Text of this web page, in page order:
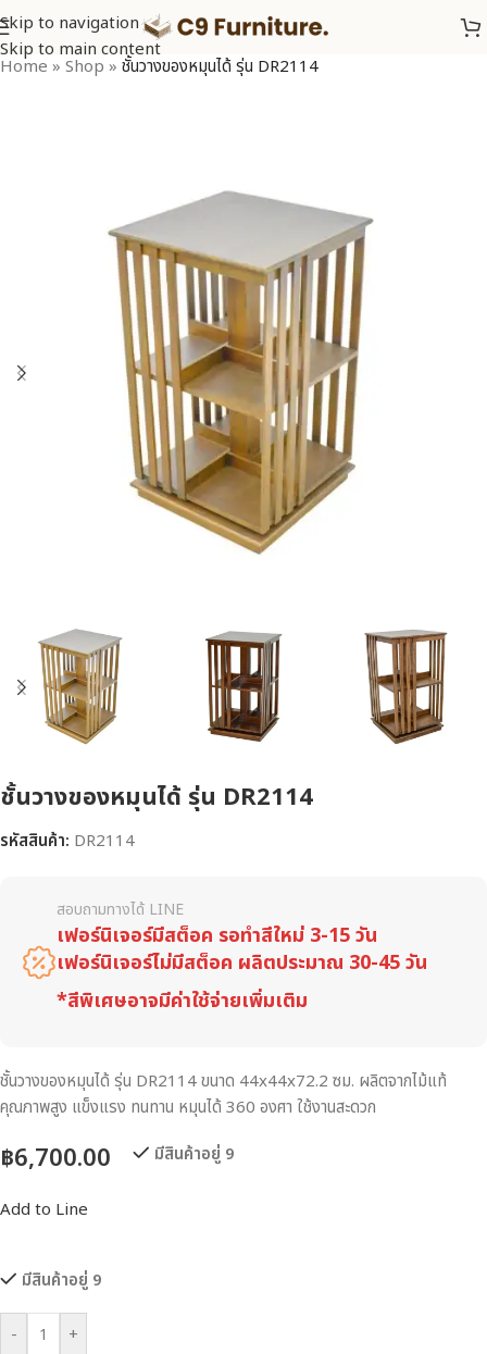
Skip to navigation
Skip to main content
Home » Shop » ชั้นวางของหมุนได้ รุ่น DR2114
ชั้นวางของหมุนได้ รุ่น DR2114
รหัสสินค้า: DR2114
สอบถามทางได้ LINE
เฟอร์นิเจอร์มีสต็อค รอทำสีใหม่ 3-15 วัน
เฟอร์นิเจอร์ไม่มีสต็อค ผลิตประมาณ 30-45 วัน
*สีพิเศษอาจมีค่าใช้จ่ายเพิ่มเติม
ชั้นวางของหมุนได้ รุ่น DR2114 ขนาด 44x44x72.2 ซม. ผลิตจากไม้แท้
คุณภาพสูง แข็งแรง ทนทาน หมุนได้ 360 องศา ใช้งานสะดวก
฿6,700.00 มีสินค้าอยู่ 9
Add to Line
มีสินค้าอยู่ 9
- +